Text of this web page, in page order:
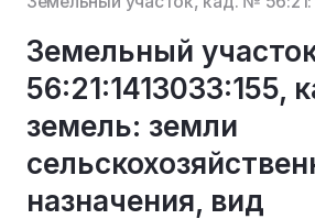
Земельный
56:21:1413033:155,
земель: земли
назначения, вид